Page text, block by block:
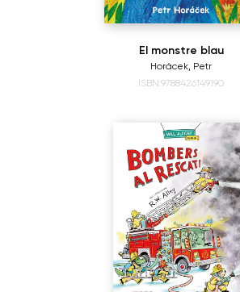
El monstre blau
Horácek, Petr
ISBN:9788426149190